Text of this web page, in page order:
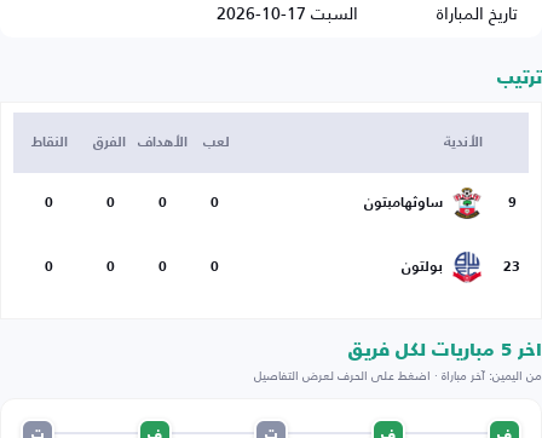
تاريخ المباراة
السبت 17-10-2026
ترتيب
الأندية لعب الأهداف الفرق النقاط
9 ساوثهامبتون 0
0
0
0
23 بولتون 0
0
0
0
اخر 5 مباريات لكل فريق
من اليمين: آخر مباراة · اضغط على الحرف لعرض التفاصيل